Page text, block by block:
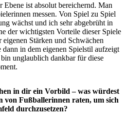
Ebene ist absolut bereichernd. Man
messen. Von Spiel zu Spiel
wächst und ich sehr abgebrüht in
der wichtigsten Vorteile dieser Spiele
eigenen Stärken und Schwächen
in dem eigenen Spielstil aufzeigt
unglaublich dankbar für diese
in dir ein Vorbild – was würdest
von Fußballerinnen raten, um sich
durchzusetzen?